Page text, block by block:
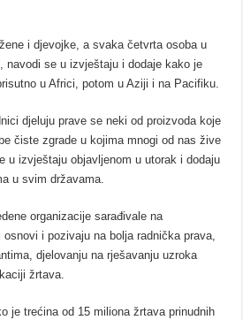
i djevojke, a svaka četvrta osoba u
navodi se u izvještaju i dodaje kako je
u Africi, potom u Aziji i na Pacifiku.
djeluju prave se neki od proizvoda koje
čiste zgrade u kojima mnogi od nas žive
u izvještaju objavljenom u utorak i dodaju
u svim državama.
organizacije sarađivale na
osnovi i pozivaju na bolja radnička prava,
djelovanju na rješavanju uzroka
žrtava.
je trećina od 15 miliona žrtava prinudnih